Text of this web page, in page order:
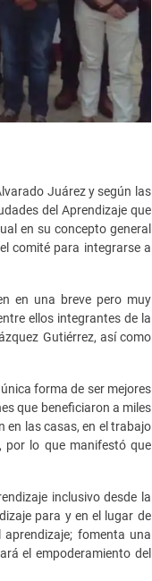
Juárez y según las
del Aprendizaje que
en su concepto general
comité para integrarse a
en una breve pero muy
ellos integrantes de la
Gutiérrez, así como
forma de ser mejores
que beneficiaron a miles
en las casas, en el trabajo
por lo que manifestó que
inclusivo desde la
para y en el lugar de
fomenta una
el empoderamiento del